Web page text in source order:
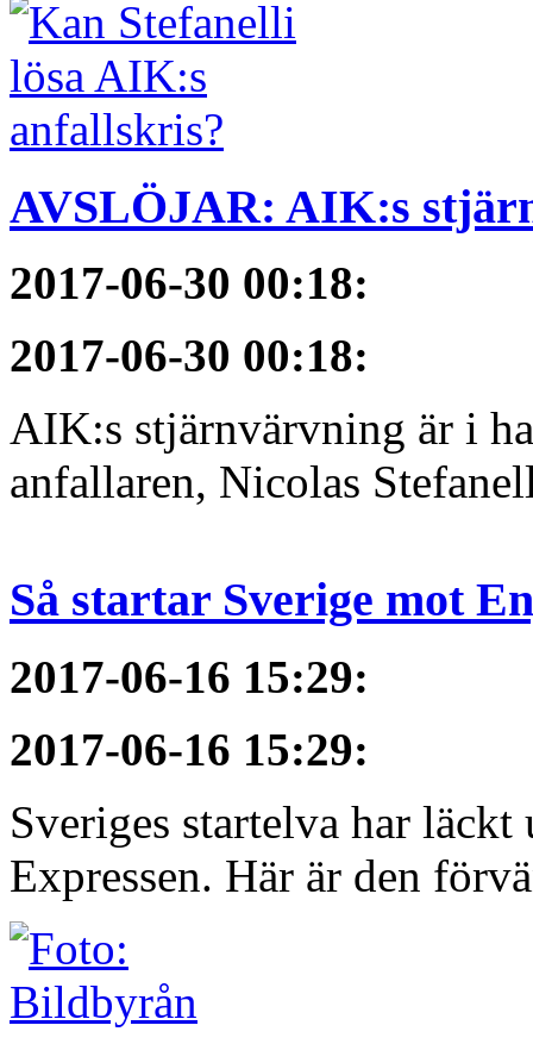
AVSLÖJAR: AIK:s
2017-06-30 00:18:
2017-06-30 00:18:
AIK:s stjärnvärvning är i
anfallaren, Nicolas
Så startar Sverige mot
2017-06-16 15:29:
2017-06-16 15:29:
Sveriges startelva har
Expressen. Här är den